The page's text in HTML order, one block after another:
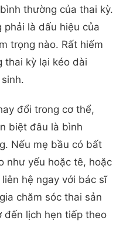
thường của thai kỳ.
phải là dấu hiệu của
trọng nào. Rất hiếm
thai kỳ lại kéo dài
đổi trong cơ thể,
biệt đâu là bình
Nếu mẹ bầu có bất
như yếu hoặc tê, hoặc
hệ ngay với bác sĩ
chăm sóc thai sản
lịch hẹn tiếp theo